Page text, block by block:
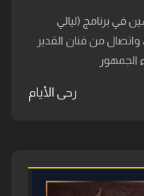
في برنامج (ليالي
من فنان القدير
الجمهور
رحى الأيام